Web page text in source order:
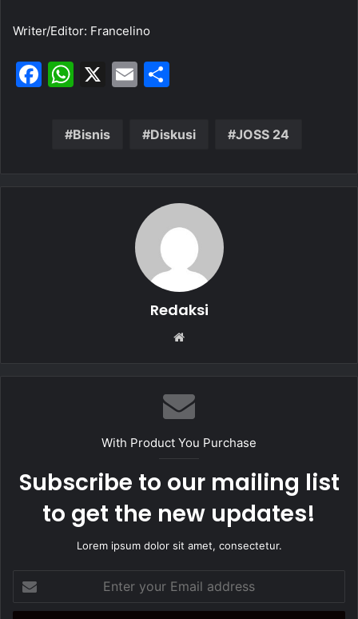
Writer/Editor: Francelino
F
W
at
X
E
ai ar
Bisnis Diskusi JOSS 24
Redaksi
s
i
e
With Product You Purchase
Subscribe to our mailing list
to get the new updates!
Lorem ipsum dolor sit amet, consectetur.
t